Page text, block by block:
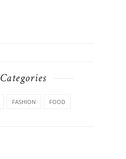
Categories
FASHION FOOD